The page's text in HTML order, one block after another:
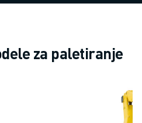
IN PAKETI
za paletiranje